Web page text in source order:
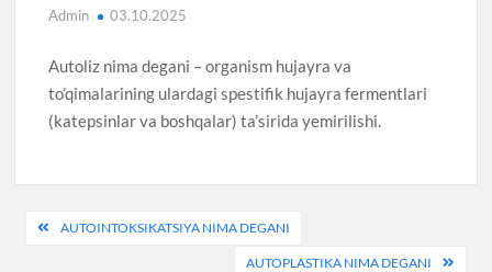
Admin 03.10.2025
Autoliz nima degani – organism hujayra va
to’qimalarining ulardagi spestifik hujayra fermentlari
(katepsinlar va boshqalar) ta’sirida yemirilishi.
PostAUTOINTOKSIKATSIYA NIMA DEGANI
AUTOPLASTIKA NIMA DEGANI